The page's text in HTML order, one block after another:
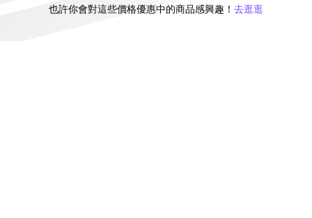
也許你會對這些價格優惠中的商品感興趣！ 去逛逛